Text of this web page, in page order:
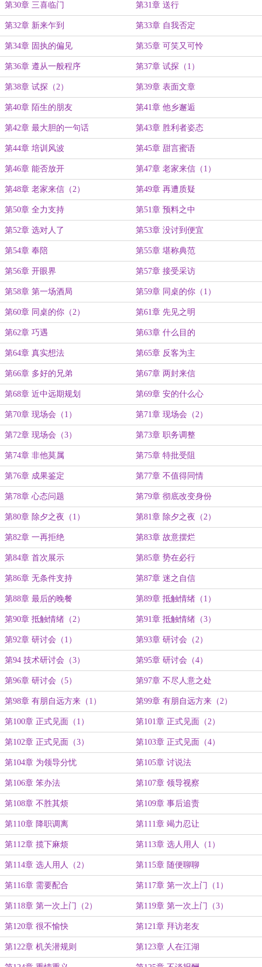
第30章 三喜临门 第31章 送行
第32章 新来乍到 第33章 自我否定
第34章 固执的偏见 第35章 可笑又可怜
第36章 遵从一般程序 第37章 试探（1）
第38章 试探（2） 第39章 表面文章
第40章 陌生的朋友 第41章 他乡邂逅
第42章 最大胆的一句话 第43章 胜利者姿态
第44章 培训风波 第45章 甜言蜜语
第46章 能否放开 第47章 老家来信（1）
第48章 老家来信（2） 第49章 再遭质疑
第50章 全力支持 第51章 预料之中
第52章 选对人了 第53章 没讨到便宜
第54章 奉陪 第55章 堪称典范
第56章 开眼界 第57章 接受采访
第58章 第一场酒局 第59章 同桌的你（1）
第60章 同桌的你（2） 第61章 先见之明
第62章 巧遇 第63章 什么目的
第64章 真实想法 第65章 反客为主
第66章 多好的兄弟 第67章 两封来信
第68章 近中远期规划 第69章 安的什么心
第70章 现场会（1） 第71章 现场会（2）
第72章 现场会（3） 第73章 职务调整
第74章 非他莫属 第75章 特批受阻
第76章 成果鉴定 第77章 不值得同情
第78章 心态问题 第79章 彻底改变身份
第80章 除夕之夜（1） 第81章 除夕之夜（2）
第82章 一再拒绝 第83章 故意摆烂
第84章 首次展示 第85章 势在必行
第86章 无条件支持 第87章 迷之自信
第88章 最后的晚餐 第89章 抵触情绪（1）
第90章 抵触情绪（2） 第91章 抵触情绪（3）
第92章 研讨会（1） 第93章 研讨会（2）
第94 技术研讨会（3） 第95章 研讨会（4）
第96章 研讨会（5） 第97章 不尽人意之处
第98章 有朋自远方来（1） 第99章 有朋自远方来（2）
第100章 正式见面（1） 第101章 正式见面（2）
第102章 正式见面（3） 第103章 正式见面（4）
第104章 为领导分忧 第105章 讨说法
第106章 笨办法 第107章 领导视察
第108章 不胜其烦 第109章 事后追责
第110章 降职调离 第111章 竭力忍让
第112章 揽下麻烦 第113章 选人用人（1）
第114章 选人用人（2） 第115章 随便聊聊
第116章 需要配合 第117章 第一次上门（1）
第118章 第一次上门（2） 第119章 第一次上门（3）
第120章 很不愉快 第121章 拜访老友
第122章 机关潜规则 第123章 人在江湖